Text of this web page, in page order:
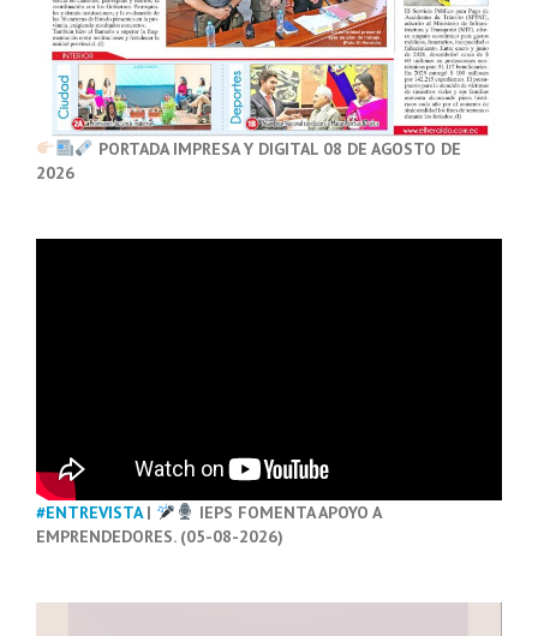
PORTADA IMPRESA Y DIGITAL 08 DE AGOSTO DE
2026
#ENTREVISTA|
IEPS FOMENTA APOYO A
EMPRENDEDORES. (05-08-2026)